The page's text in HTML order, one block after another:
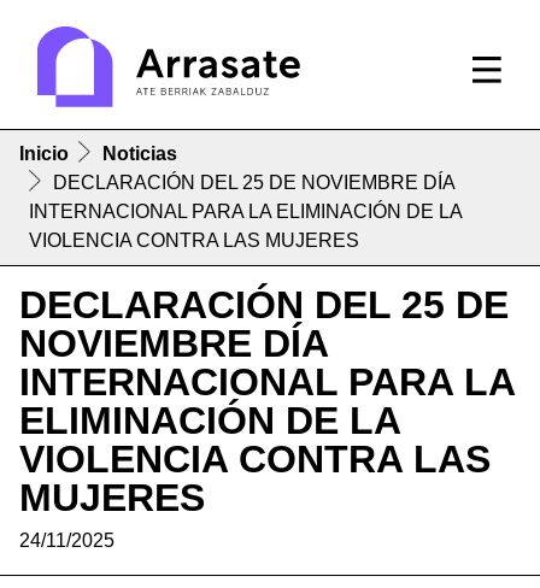
Inicio
Noticias
DECLARACIÓN DEL 25 DE NOVIEMBRE DÍA
INTERNACIONAL PARA LA ELIMINACIÓN DE LA
VIOLENCIA CONTRA LAS MUJERES
DECLARACIÓN DEL 25 DE
NOVIEMBRE DÍA
INTERNACIONAL PARA LA
ELIMINACIÓN DE LA
VIOLENCIA CONTRA LAS
MUJERES
24/11/2025